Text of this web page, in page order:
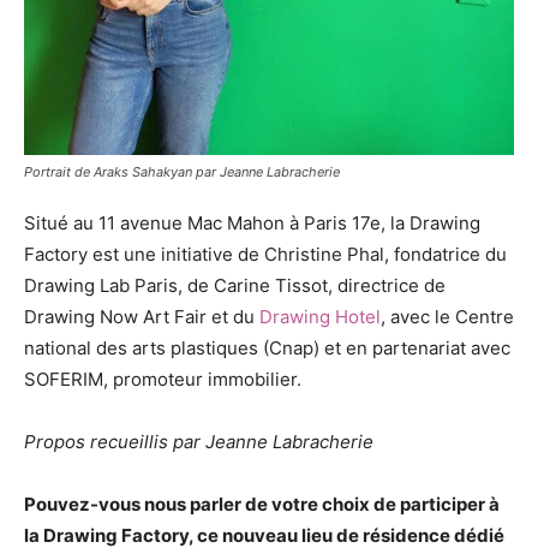
Portrait de Araks Sahakyan par Jeanne Labracherie
Situé au 11 avenue Mac Mahon à Paris 17e, la Drawing
Factory est une initiative de Christine Phal, fondatrice du
Drawing Lab Paris, de Carine Tissot, directrice de
Drawing Now Art Fair et du Drawing Hotel, avec le Centre
national des arts plastiques (Cnap) et en partenariat avec
SOFERIM, promoteur immobilier.
Propos recueillis par Jeanne Labracherie
Pouvez-vous nous parler de votre choix de participer à
la Drawing Factory, ce nouveau lieu de résidence dédié